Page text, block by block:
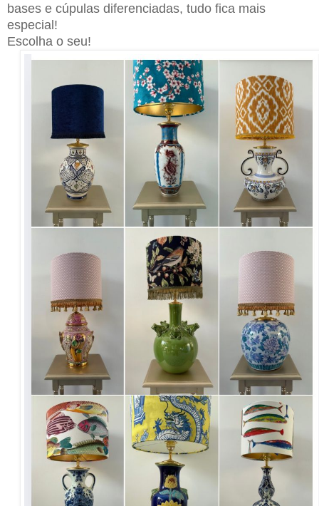
bases e cúpulas diferenciadas, tudo fica mais
especial!
Escolha o seu!